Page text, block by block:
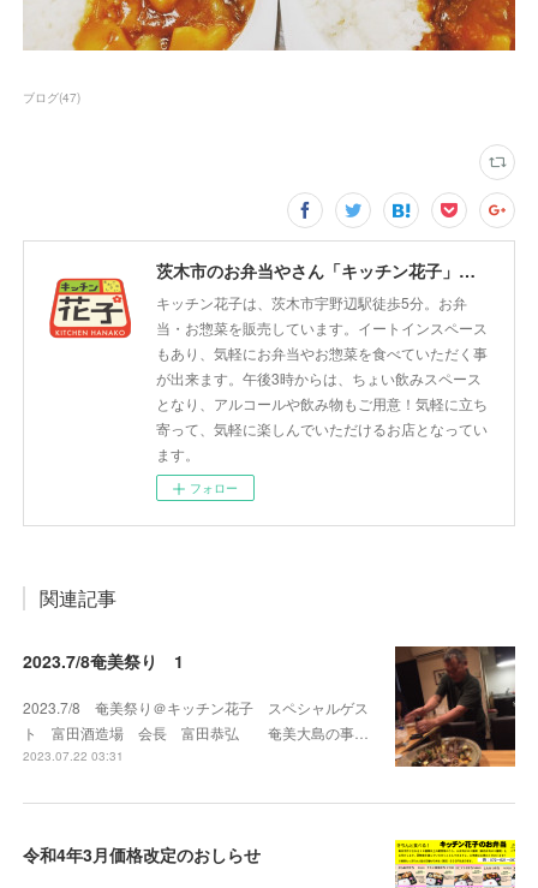
ブログ(47)
茨木市のお弁当やさん「キッチン花子」ちょい飲みスペース「サウス」
キッチン花子は、茨木市宇野辺駅徒歩5分。お弁
当・お惣菜を販売しています。イートインスペース
もあり、気軽にお弁当やお惣菜を食べていただく事
が出来ます。午後3時からは、ちょい飲みスペース
となり、アルコールや飲み物もご用意！気軽に立ち
寄って、気軽に楽しんでいただけるお店となってい
ます。
フォロー
関連記事
2023.7/8奄美祭り 1
2023.7/8 奄美祭り＠キッチン花子 スペシャルゲス
ト 富田酒造場 会長 富田恭弘 奄美大島の事…
2023.07.22 03:31
令和4年3月価格改定のおしらせ